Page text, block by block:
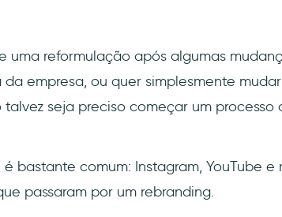
uma reformulação após algumas
empresa, ou quer simplesmente
seja preciso começar um processo
bastante comum: Instagram, YouTube e
passaram por um rebranding.